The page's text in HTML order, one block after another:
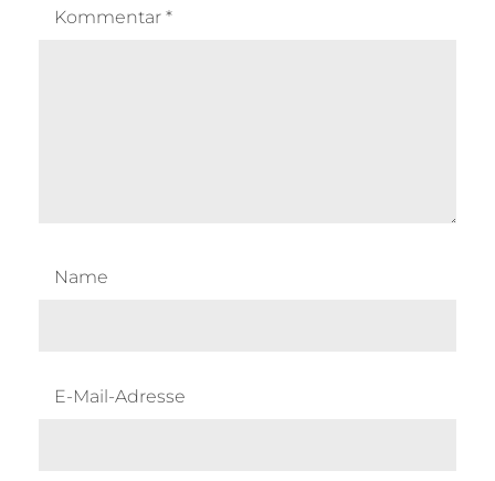
Kommentar *
Name
E-Mail-Adresse